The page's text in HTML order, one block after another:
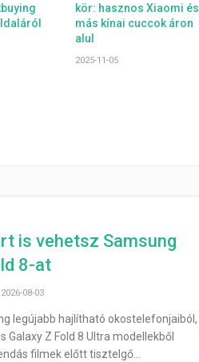
kör: hasznos Xiaomi és
más kínai cuccok áron
alul
2025-11-05
is vehetsz Samsung
8-at
2026-08-03
legújabb hajlítható okostelefonjaiból,
Galaxy Z Fold 8 Ultra modellekből
filmek előtt tisztelgő…